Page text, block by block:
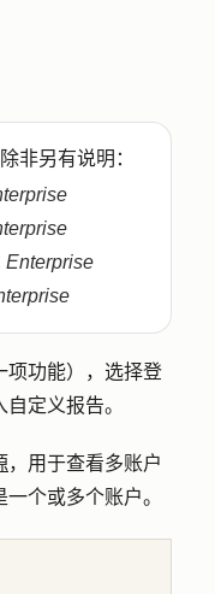
非另有说明：
Enterprise
项功能），选择登
定义报告。
，用于查看多账户
个或多个账户。